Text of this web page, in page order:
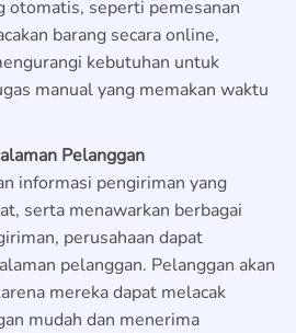
otomatis, seperti pemesanan
barang secara online,
kebutuhan untuk
manual yang memakan waktu
Pelanggan
informasi pengiriman yang
serta menawarkan berbagai
perusahaan dapat
pelanggan. Pelanggan akan
mereka dapat melacak
mudah dan menerima